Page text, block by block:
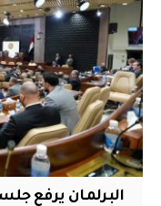
البرلمان يرفع